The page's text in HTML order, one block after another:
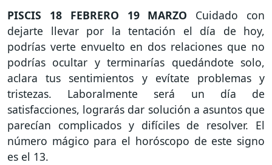
PISCIS
18 FEBRERO 19 MARZO Cuidado con
dejarte llevar por la tentación el día de hoy,
podrías verte envuelto en dos relaciones que no
podrías ocultar y terminarías quedándote solo,
aclara tus sentimientos y evítate problemas y
tristezas. Laboralmente será un día de
satisfacciones, lograrás dar solución a asuntos que
parecían complicados y difíciles de resolver. El
número mágico para el horóscopo de este signo
es el 13.